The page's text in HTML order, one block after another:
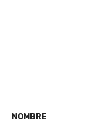
NOMBRE